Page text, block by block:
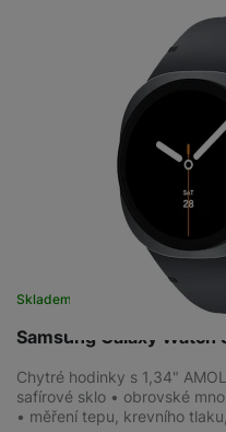
Samsung Galaxy
Skladem na 8 prodejnách
Chytré hodinky s 1,34"
safírové sklo • obrovské
• měření tepu, krevního